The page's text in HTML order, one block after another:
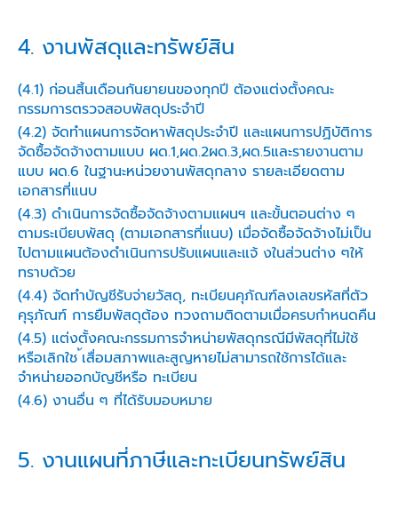
4. งานพัสดุและทรัพย์สิน
(4.1) ก่อนสิ้นเดือนกันยายนของทุกปี ต้องแต่งตั้งคณะ
กรรมการตรวจสอบพัสดุประจำปี
(4.2) จัดทำแผนการจัดหาพัสดุประจำปี และแผนการปฏิบัติการ
จัดซื้อจัดจ้างตามแบบ ผด.1,ผด.2ผด.3,ผด.5และรายงานตาม
แบบ ผด.6 ในฐานะหน่วยงานพัสดุกลาง รายละเอียดตาม
เอกสารที่แนบ
(4.3) ดำเนินการจัดซื้อจัดจ้างตามแผนฯ และขั้นตอนต่าง ๆ
ตามระเบียบพัสดุ (ตามเอกสารที่แนบ) เมื่อจัดซื้อจัดจ้างไม่เป็น
ไปตามแผนต้องดำเนินการปรับแผนและแจ้ งในส่วนต่าง ๆให้
ทราบด้วย
(4.4) จัดทำบัญชีรับจ่ายวัสดุ, ทะเบียนคุภัณฑ์ลงเลขรหัสที่ตัว
คุรุภัณฑ์ การยืมพัสดุต้อง ทวงถามติดตามเมื่อครบกำหนดคืน
(4.5) แต่งตั้งคณะกรรมการจำหน่ายพัสดุกรณีมีพัสดุที่ไม่ใช้
หรือเลิกใช ้เสื่อมสภาพและสูญหายไม่สามารถใช้การได้และ
จำหน่ายออกบัญชีหรือ ทะเบียน
(4.6) งานอื่น ๆ ที่ได้รับมอบหมาย
5. งานแผนที่ภาษีและทะเบียนทรัพย์สิน